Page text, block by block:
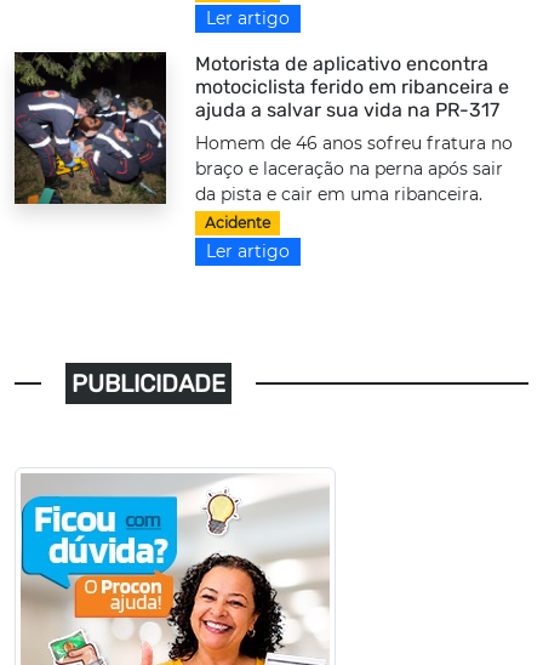
Ler artigo
Motorista de aplicativo encontra
motociclista ferido em ribanceira e
ajuda a salvar sua vida na PR-317
Homem de 46 anos sofreu fratura no
braço e laceração na perna após sair
da pista e cair em uma ribanceira.
Acidente
Ler artigo
PUBLICIDADE